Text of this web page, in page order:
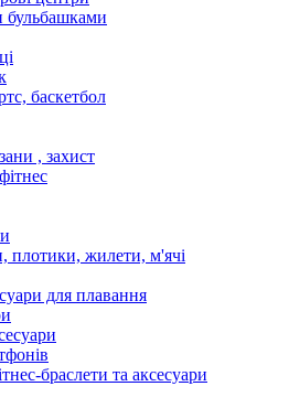
бульбашками
баскетбол
, захист
плотики, жилети, м'ячі
для плавання
браслети та аксесуари